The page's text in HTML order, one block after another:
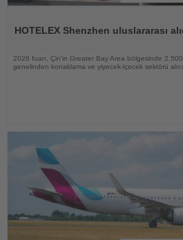
HOTELEX Shenzhen uluslararası
2026 fuarı, Çin'in Greater Bay Area bölgesinde
genelinden konaklama ve yiyecek-içecek sektörü